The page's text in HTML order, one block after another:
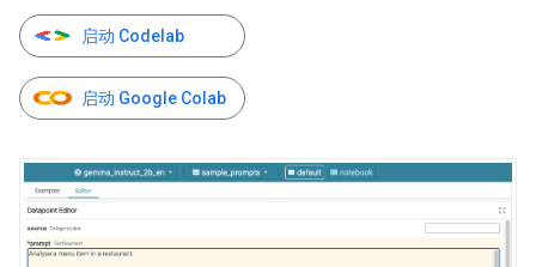
启动 Codelab
启动 Google Colab